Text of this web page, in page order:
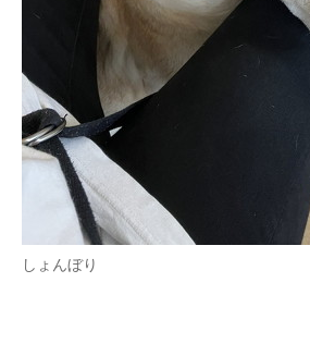
しょんぼり